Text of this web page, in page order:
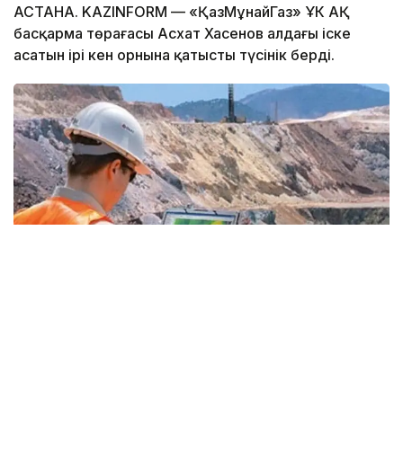
АСТАНА. KAZINFORM — «ҚазМұнайГаз» ҰК АҚ
басқарма төрағасы Асхат Хасенов алдағы іске
асатын ірі кен орнына қатысты түсінік берді.